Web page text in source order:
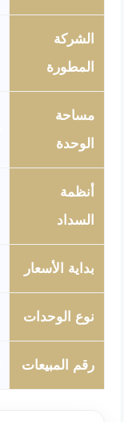
الشركة
المطورة
مساحة
الوحدة
أنظمة
السداد
بداية الأسعار
نوع الوحدات
رقم المبيعات